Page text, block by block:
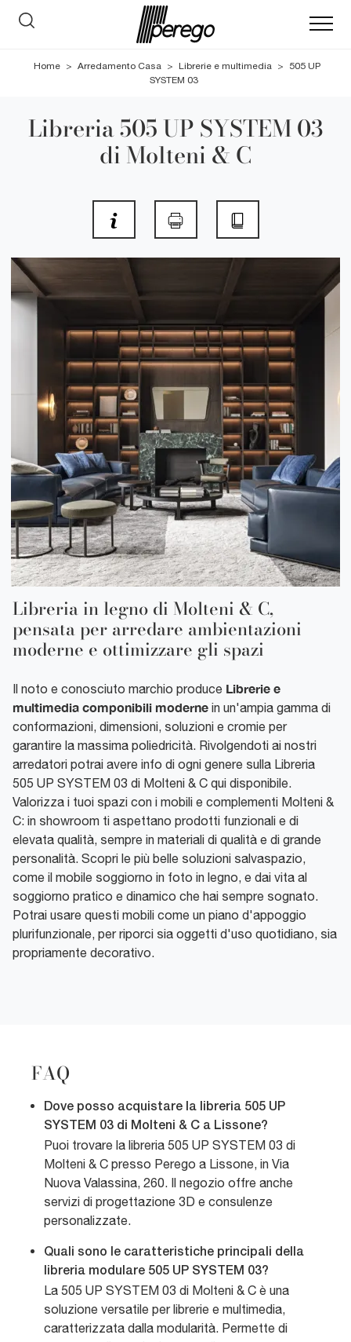
Home > Arredamento Casa > Librerie e multimedia >
505 UP
SYSTEM 03
Libreria 505 UP SYSTEM 03
di Molteni & C
Libreria in legno di Molteni & C,
pensata per arredare ambientazioni
moderne e ottimizzare gli spazi
Il noto e conosciuto marchio produce Librerie e
multimedia componibili moderne in un'ampia gamma di
conformazioni, dimensioni, soluzioni e cromie per
garantire la massima poliedricità. Rivolgendoti ai nostri
arredatori potrai avere info di ogni genere sulla Libreria
505 UP SYSTEM 03 di Molteni & C qui disponibile.
Valorizza i tuoi spazi con i mobili e complementi Molteni &
C: in showroom ti aspettano prodotti funzionali e di
elevata qualità, sempre in materiali di qualità e di grande
personalità. Scopri le più belle soluzioni salvaspazio,
come il mobile soggiorno in foto in legno, e dai vita al
soggiorno pratico e dinamico che hai sempre sognato.
Potrai usare questi mobili come un piano d'appoggio
plurifunzionale, per riporci sia oggetti d'uso quotidiano, sia
propriamente decorativo.
FAQ
Dove posso acquistare la libreria 505 UP
SYSTEM 03 di Molteni & C a Lissone?
Puoi trovare la libreria 505 UP SYSTEM 03 di
Molteni & C presso Perego a Lissone, in Via
Nuova Valassina, 260. Il negozio offre anche
servizi di progettazione 3D e consulenze
personalizzate.
Quali sono le caratteristiche principali della
libreria modulare 505 UP SYSTEM 03?
La 505 UP SYSTEM 03 di Molteni & C è una
soluzione versatile per librerie e multimedia,
caratterizzata dalla modularità. Permette di